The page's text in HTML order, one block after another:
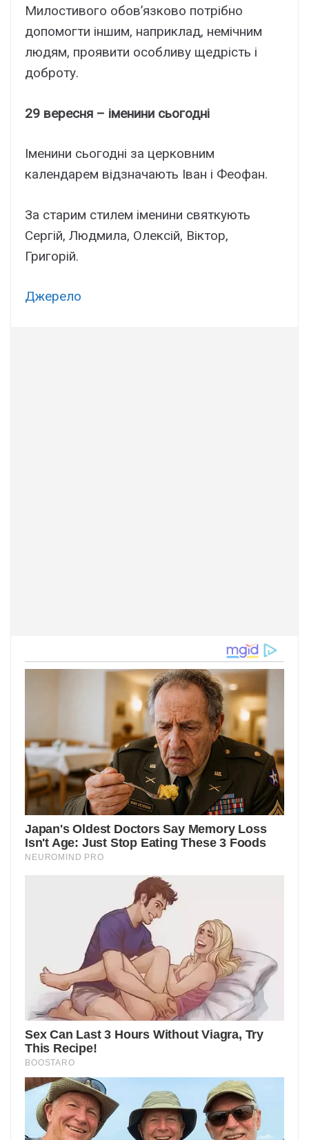
Милостивого обов’язково потрібно
допомогти іншим, наприклад, немічним
людям, проявити особливу щедрість і
доброту.
29 вересня – іменини сьогодні
Іменини сьогодні за церковним
календарем відзначають Іван і Феофан.
За старим стилем іменини святкують
Сергій, Людмила, Олексій, Віктор,
Григорій.
Джерело